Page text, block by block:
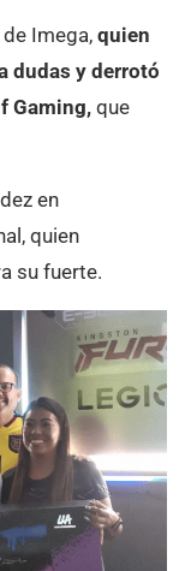
Imega, quien
dudas y derrotó
Gaming, que
en
quien
su fuerte.